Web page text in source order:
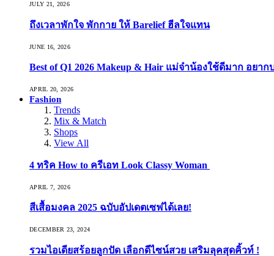
JULY 21, 2026
ถึงเวลาพักใจ พักกาย ให้ Barelief ฮีลใจแทน
JUNE 16, 2026
Best of Q1 2026 Makeup & Hair แม่จ๋าน้องใช้ดีมาก อยาก
APRIL 20, 2026
Fashion
Trends
Mix & Match
Shops
View All
4 ทริค How to ครีเอท Look Classy Woman
APRIL 7, 2026
สีเสื้อมงคล 2025 ฉบับอัปเดตเซฟได้เลย!
DECEMBER 23, 2024
รวมไอเดียสร้อยลูกปัด เลือกดีไซน์สวย เสริมลุคสุดคิ้วท์ !